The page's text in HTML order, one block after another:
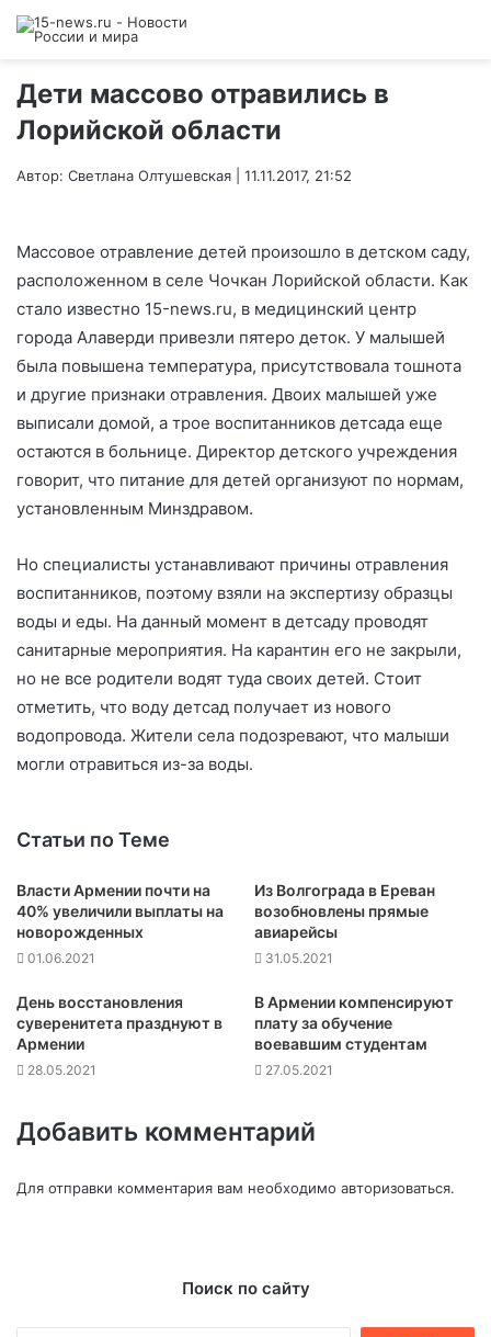
Дети массово отравились в
Лорийской области
Автор: Светлана Олтушевская | 11.11.2017, 21:52
Массовое отравление детей произошло в детском саду,
расположенном в селе Чочкан Лорийской области. Как
стало известно 15-news.ru, в медицинский центр
города Алаверди привезли пятеро деток. У малышей
была повышена температура, присутствовала тошнота
и другие признаки отравления. Двоих малышей уже
выписали домой, а трое воспитанников детсада еще
остаются в больнице. Директор детского учреждения
говорит, что питание для детей организуют по нормам,
установленным Минздравом.
Но специалисты устанавливают причины отравления
воспитанников, поэтому взяли на экспертизу образцы
воды и еды. На данный момент в детсаду проводят
санитарные мероприятия. На карантин его не закрыли,
но не все родители водят туда своих детей. Стоит
отметить, что воду детсад получает из нового
водопровода. Жители села подозревают, что малыши
могли отравиться из-за воды.
Статьи по Теме
Власти Армении почти на
40% увеличили выплаты на
новорожденных
01.06.2021
Из Волгограда в Ереван
возобновлены прямые
авиарейсы
31.05.2021
День восстановления
суверенитета празднуют в
Армении
28.05.2021
В Армении компенсируют
плату за обучение
воевавшим студентам
27.05.2021
Добавить комментарий
Для отправки комментария вам необходимо авторизоваться.
Поиск по сайту